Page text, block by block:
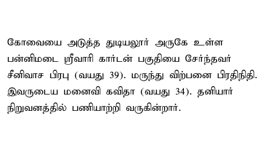
கோவையை அடுத்த துடியலூர் அருகே உள்ள
பன்னிமடை ஸ்ரீவாரி கார்டன் பகுதியை சேர்ந்தவர்
சீனிவாச பிரபு (வயது 39). மருந்து விற்பனை பிரதிநிதி.
இவருடைய மனைவி கவிதா (வயது 34). தனியார்
நிறுவனத்தில் பணியாற்றி வருகின்றார்.